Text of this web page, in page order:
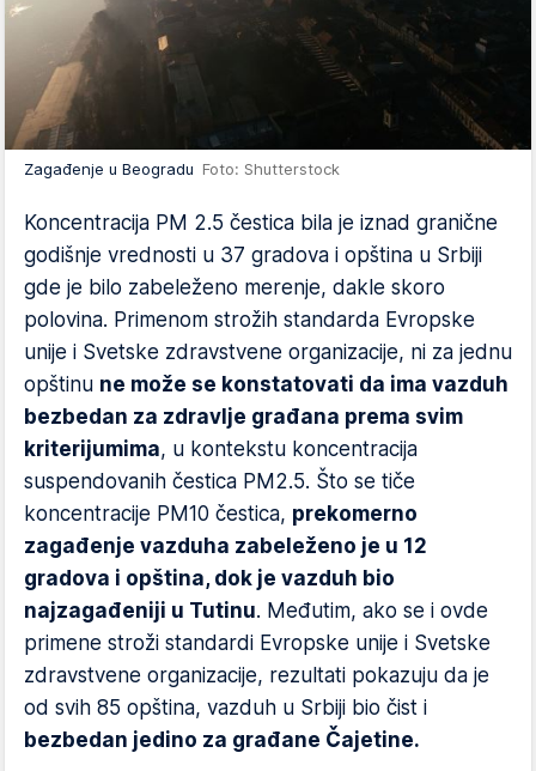
Zagađenje u Beogradu Foto: Shutterstock
Koncentracija PM 2.5 čestica bila je iznad granične
godišnje vrednosti u 37 gradova i opština u Srbiji
gde je bilo zabeleženo merenje, dakle skoro
polovina. Primenom strožih standarda Evropske
unije i Svetske zdravstvene organizacije, ni za jednu
opštinu ne može se konstatovati da ima vazduh
bezbedan za zdravlje građana prema svim
kriterijumima, u kontekstu koncentracija
suspendovanih čestica PM2.5. Što se tiče
koncentracije PM10 čestica, prekomerno
zagađenje vazduha zabeleženo je u 12
gradova i opština, dok je vazduh bio
najzagađeniji u Tutinu. Međutim, ako se i ovde
primene stroži standardi Evropske unije i Svetske
zdravstvene organizacije, rezultati pokazuju da je
od svih 85 opština, vazduh u Srbiji bio čist i
bezbedan jedino za građane Čajetine.